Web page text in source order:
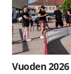
Vuoden